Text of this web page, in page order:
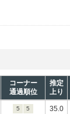
コーナー
通過順位
推定
上り
5 5 35.0